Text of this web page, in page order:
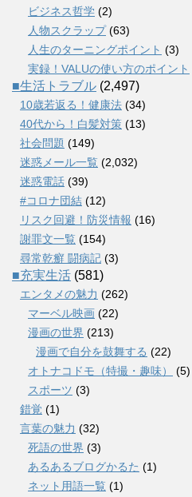
ビジネス哲学 (2)
人物スクラップ(63)
人生のターニングポイント (3)
実録！VALUの使い方のポイント
■生活トラブル (2,497)
10歳若返る！健康法 (34)
40代から！白髪対策 (13)
社会問題 (149)
迷惑メール一覧 (2,032)
迷惑電話 (39)
#コロナ団結 (12)
リスク回避！防災情報 (16)
謝罪文一覧 (154)
尋常乾癬 闘病記 (3)
■充実生活 (581)
エンタメの魅力 (262)
マーベル映画 (22)
漫画の世界 (213)
漫画で自分を鼓舞する (22)
オトナコドモ（特撮・趣味）
(5)
スポーツ (3)
錯覚 (1)
言葉の魅力 (32)
死語の世界 (3)
あるあるブログかるた (1)
ネット用語一覧 (1)